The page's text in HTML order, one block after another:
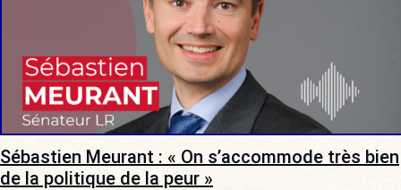
Sébastien Meurant : « On s’accommode très bien
de la politique de la peur »